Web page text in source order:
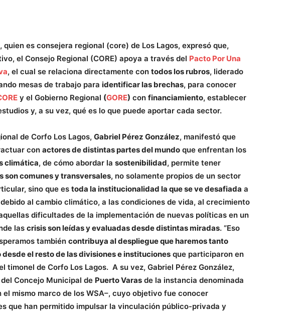
, quien es consejera regional (core) de Los Lagos, expresó que,
el Consejo Regional (CORE) apoya a través del Pacto Por Una
, el cual se relaciona directamente con todos los rubros, liderado
mesas de trabajo para identificar las brechas, para conocer
y el Gobierno Regional (GORE) con financiamiento, establecer
y, a su vez, qué es lo que puede aportar cada sector.
de Corfo Los Lagos, Gabriel Pérez González, manifestó que
con actores de distintas partes del mundo que enfrentan los
climática, de cómo abordar la sostenibilidad, permite tener
son comunes y transversales, no solamente propios de un sector
sino que es toda la institucionalidad la que se ve desafiada a
al cambio climático, a las condiciones de vida, al crecimiento
dificultades de la implementación de nuevas políticas en un
las crisis son leídas y evaluadas desde distintas miradas. “Eso
también contribuya al despliegue que haremos tanto
el resto de las divisiones e instituciones que participaron en
timonel de Corfo Los Lagos. A su vez, Gabriel Pérez González,
Concejo Municipal de Puerto Varas de la instancia denominada
el mismo marco de los WSA–, cuyo objetivo fue conocer
que han permitido impulsar la vinculación público-privada y